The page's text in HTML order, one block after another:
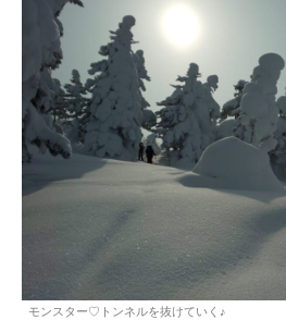
モンスター♡トンネルを抜けていく♪